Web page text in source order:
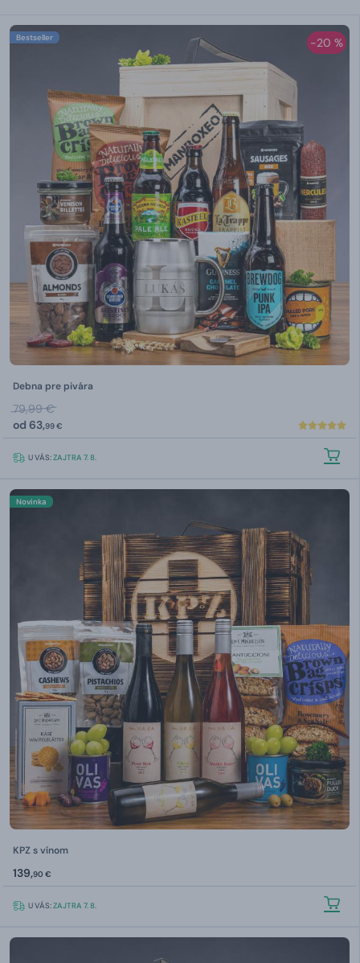
-20 %
Bestseller
Debna pre pivára
79,99 €
od 63,99 €
U VÁS:ZAJTRA 7. 8.
Novinka
KPZ s vínom
139,90 €
U VÁS:ZAJTRA 7. 8.